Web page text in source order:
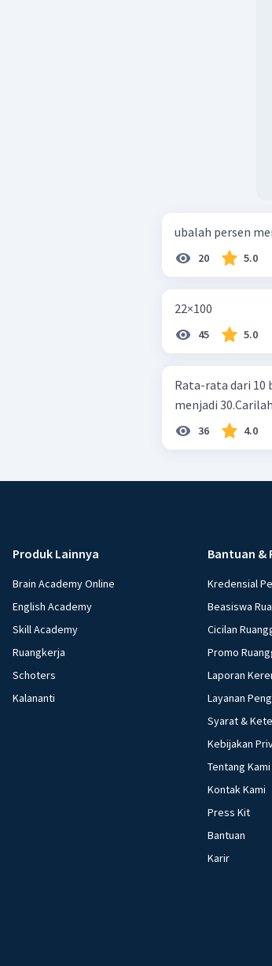
ubalah persen
20 5.0
22×100
45 5.0
Rata-rata dari 10
menjadi
36 4.0
Produk Lainnya
Brain Academy Online
English Academy
Skill Academy
Ruangkerja
Schoters
Kalananti
Bantuan &
Kredensial
Beasiswa
Cicilan
Promo
Laporan
Layanan
Syarat &
Kebijakan
Tentang Kami
Kontak Kami
Press Kit
Bantuan
Karir